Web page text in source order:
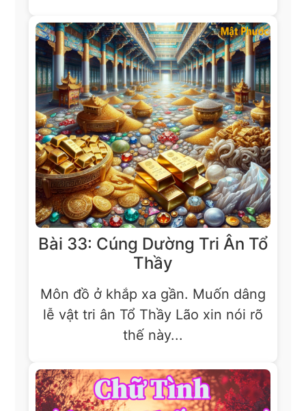
Bài 33: Cúng Dường Tri Ân Tổ
Thầy
Môn đồ ở khắp xa gần. Muốn dâng
lễ vật tri ân Tổ Thầy Lão xin nói rõ
thế này...